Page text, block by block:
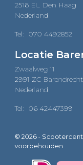
2516 EL Den Haag
Nederland
Tel: 070 4492852
Locatie
Zwaalweg 11
2991 ZC Barendrecht
Nederland
Tel: 06 42447399
© 2026 -
voorbehouden